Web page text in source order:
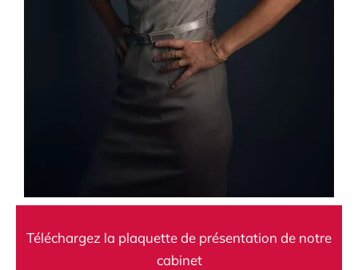
Téléchargez la plaquette de présentation de notre
cabinet